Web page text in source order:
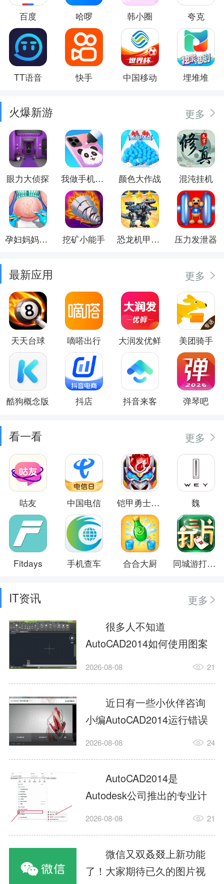
百度 哈啰 韩小圈 夸克
TT语音 快手 中国移动 埋堆堆
火爆新游 更多
眼力大侦探 我做手机壳特好看 颜色大作战 混沌挂机
孕妇妈妈日记 挖矿小能手 恐龙机甲射手 压力发泄器
最新应用 更多
天天台球 嘀嗒出行 大润发优鲜 美团骑手
酷狗概念版 抖店 抖音来客 弹琴吧
看一看 更多
咕友 中国电信 铠甲勇士之英雄传说 魏
Fitdays 手机查车 合合大厨 同城游打三片
IT资讯
更多
很多人不知道
AutoCAD2014如何使用图案
填充?今日为你们带来的文章
用图案填充的内容，还有不
清楚小伙伴和小编一起去学
习一下吧。1.打开
AutoCAD2014这款软件，进
入AutoCAD2014的操作界
面，如图所示：2.在该界面内
找到矩形选项，如图所示：3.
点击矩...
2026-08-08 21
近日有一些小伙伴咨询
小编AutoCAD2014运行错误
怎么办?下面就为大家带来了
办的解决方法，有需要的小
伙伴可以来了解了解哦。1.打
开控制面板，选择
AutodeskAutoCAD2014。2.
等AutodeskAutoCAD2014的
安装程序加载完毕。3.选择添
加/...
2026-08-08 24
AutoCAD2014是
Autodesk公司推出的专业计
算机辅助设计（CAD）软
子、建筑、服装等多个工程
与设计领域。作为行业标准
工具之一，它提供了强大的
2026-08-08 21
微信又双叒叕上新功能
了！大家期待已久的图片视